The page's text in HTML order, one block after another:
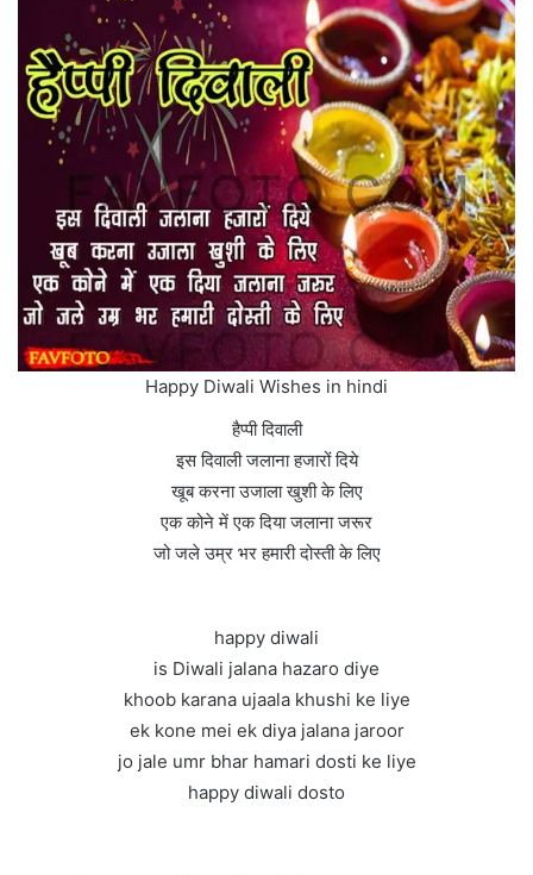
Happy Diwali Wishes in hindi
हैप्पी दिवाली
इस दिवाली जलाना हजारों दिये
खूब करना उजाला खुशी के लिए
एक कोने में एक दिया जलाना जरूर
जो जले उम्र भर हमारी दोस्ती के लिए
happy diwali
is Diwali jalana hazaro diye
khoob karana ujaala khushi ke liye
ek kone mei ek diya jalana jaroor
jo jale umr bhar hamari dosti ke liye
happy diwali dosto